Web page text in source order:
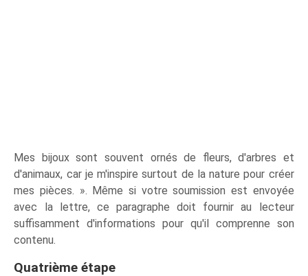
Mes bijoux sont souvent ornés de fleurs, d'arbres et
d'animaux, car je m'inspire surtout de la nature pour créer
mes pièces. ». Même si votre soumission est envoyée
avec la lettre, ce paragraphe doit fournir au lecteur
suffisamment d'informations pour qu'il comprenne son
contenu.
Quatrième étape